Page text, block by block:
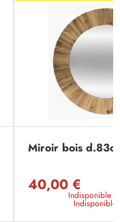
Miroir bois
40,00 €
Indisponible
Indisponible